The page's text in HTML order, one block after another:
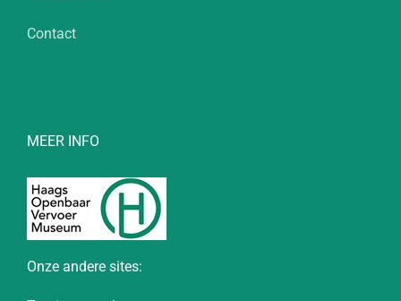
Contact
MEER INFO
Onze andere sites: